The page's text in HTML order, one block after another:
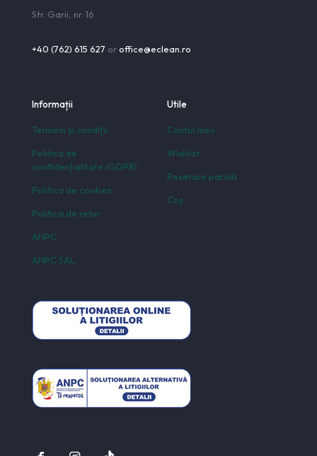
Str. Garii, nr. 16
+40 (762) 615 627 oroffice@eclean.ro
Informații
Termeni și condiții
Politica de
confidențialitate (GDPR)
Politica de cookies
Politica de retur
ANPC
ANPC SAL
Utile
Contul meu
Wishlist
Resetare parolă
Coș